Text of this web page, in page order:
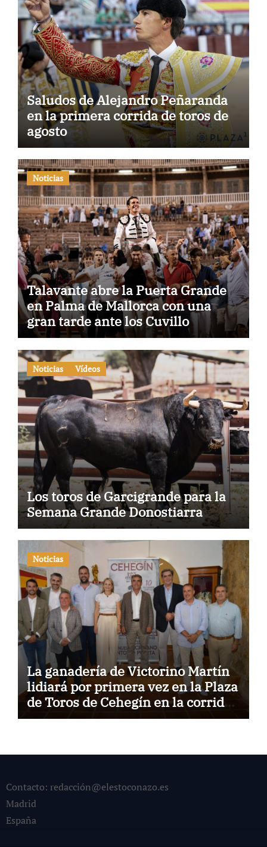
Saludos de Alejandro Peñaranda
en la primera corrida de toros de
agosto
Noticias
Talavante abre la Puerta Grande
en Palma de Mallorca con una
gran tarde ante los Cuvillo
Noticias Vídeos
Los toros de Garcigrande para la
Semana Grande Donostiarra
Noticias
La ganadería de Victorino Martín
lidiará por primera vez en la Plaza
de Toros de Cehegín en la corrida
conmemorativa de su 125
Contacto: redacción@elestoconazo.es
Madrid
España